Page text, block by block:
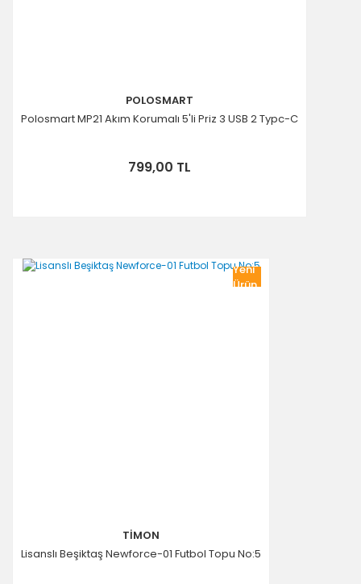
POLOSMART
Polosmart MP21 Akım Korumalı 5'li Priz 3 USB 2 Typc-C
799,00 TL
Yeni
Ürün
TİMON
Lisanslı Beşiktaş Newforce-01 Futbol Topu No:5